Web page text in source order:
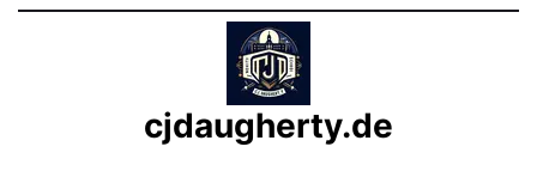
Zum
cjdaugherty.de